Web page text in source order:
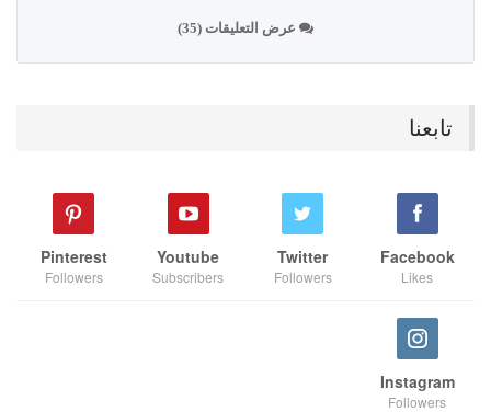
عرض التعليقات (35)
تابعنا
Facebook
Likes
Twitter
Followers
Youtube
Subscribers
Pinterest
Followers
Instagram
Followers